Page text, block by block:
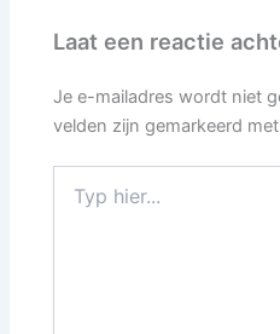
Laat een reactie
Je e-mailadres wordt niet
velden zijn gemarkeerd met
hier...